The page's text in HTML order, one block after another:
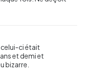
celui-ci était
et demi et
bizarre.